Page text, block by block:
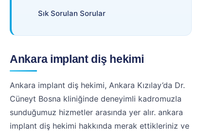
Sık Sorulan Sorular
Ankara implant diş hekimi
Ankara implant diş hekimi, Ankara Kızılay’da Dr.
Cüneyt Bosna kliniğinde deneyimli kadromuzla
sunduğumuz hizmetler arasında yer alır. ankara
implant diş hekimi hakkında merak ettikleriniz ve